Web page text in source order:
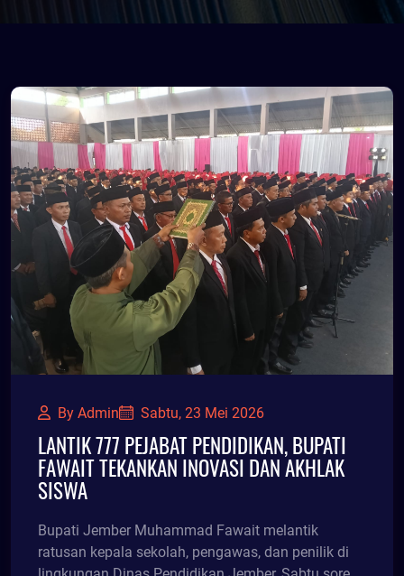
By Admin Sabtu, 23 Mei 2026
LANTIK 777 PEJABAT PENDIDIKAN, BUPATI
FAWAIT TEKANKAN INOVASI DAN AKHLAK
SISWA
Bupati Jember Muhammad Fawait melantik
ratusan kepala sekolah, pengawas, dan penilik di